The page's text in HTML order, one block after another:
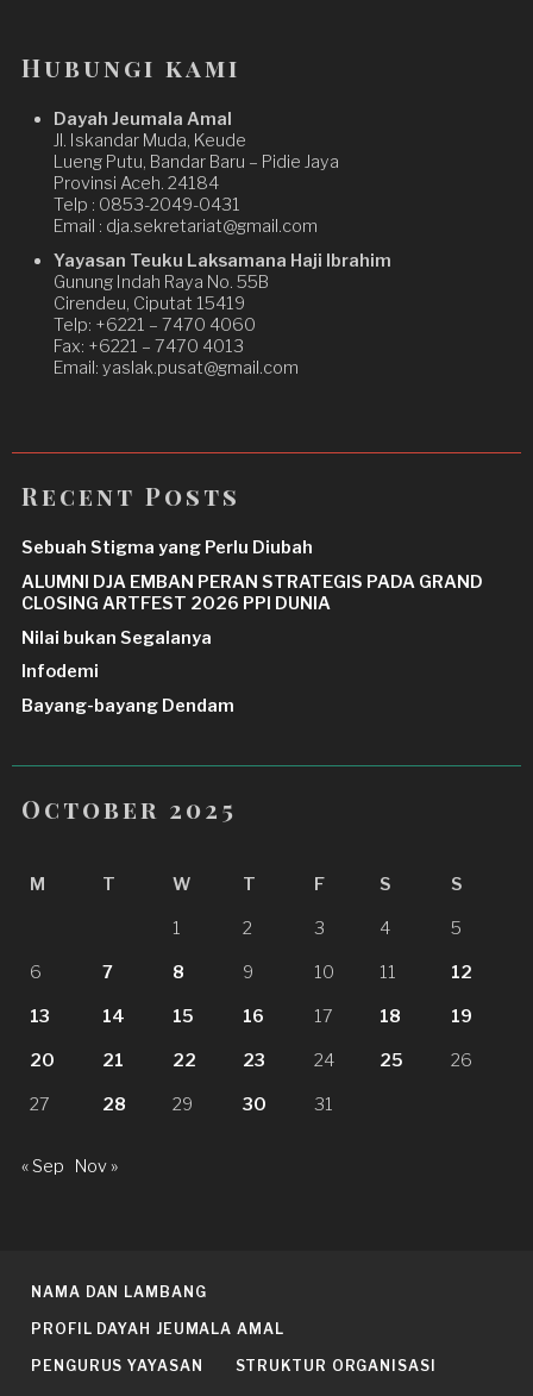
Hubungi kami
Dayah Jeumala Amal
Jl. Iskandar Muda, Keude
Lueng Putu, Bandar Baru – Pidie Jaya
Provinsi Aceh. 24184
Telp : 0853-2049-0431
Email : dja.sekretariat@gmail.com
Yayasan Teuku Laksamana Haji Ibrahim
Gunung Indah Raya No. 55B
Cirendeu, Ciputat 15419
Telp: +6221 – 7470 4060
Fax: +6221 – 7470 4013
Email: yaslak.pusat@gmail.com
Recent Posts
Sebuah Stigma yang Perlu Diubah
ALUMNI DJA EMBAN PERAN STRATEGIS PADA GRAND
CLOSING ARTFEST 2026 PPI DUNIA
Nilai bukan Segalanya
Infodemi
Bayang-bayang Dendam
October 2025
M T W T F S S
1 2 3 4 5
6 7 8 9 10 11 12
13 14 15 16 17 18 19
20 21 22 23 24 25 26
27 28 29 30 31
« Sep Nov »
NAMA DAN LAMBANG
PROFIL DAYAH JEUMALA AMAL
PENGURUS YAYASAN STRUKTUR ORGANISASI